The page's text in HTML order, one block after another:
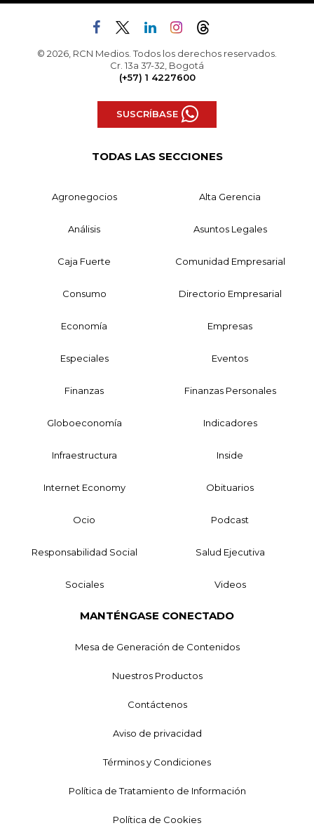
© 2026, RCN Medios. Todos los derechos reservados.
Cr. 13a 37-32, Bogotá
(+57) 1 4227600
SUSCRÍBASE
TODAS LAS SECCIONES
Agronegocios Alta Gerencia
Análisis Asuntos Legales
Caja Fuerte Comunidad Empresarial
Consumo Directorio Empresarial
Economía Empresas
Especiales Eventos
Finanzas Finanzas Personales
Globoeconomía Indicadores
Infraestructura Inside
Internet Economy Obituarios
Ocio Podcast
Responsabilidad Social Salud Ejecutiva
Sociales Videos
MANTÉNGASE CONECTADO
Mesa de Generación de Contenidos
Nuestros Productos
Contáctenos
Aviso de privacidad
Términos y Condiciones
Política de Tratamiento de Información
Política de Cookies